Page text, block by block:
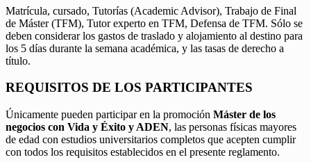
Matrícula, cursado, Tutorías (Academic Advisor), Trabajo de Final
de Máster (TFM), Tutor experto en TFM, Defensa de TFM. Sólo se
deben considerar los gastos de traslado y alojamiento al destino para
los 5 días durante la semana académica, y las tasas de derecho a
título.
REQUISITOS DE LOS PARTICIPANTES
Únicamente pueden participar en la promoción Máster de los
negocios con Vida y Éxito y ADEN, las personas físicas mayores
de edad con estudios universitarios completos que acepten cumplir
con todos los requisitos establecidos en el presente reglamento.